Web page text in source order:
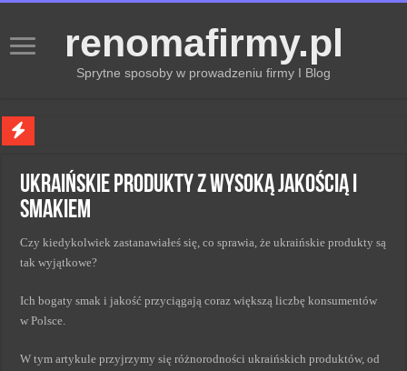
renomafirmy.pl
Sprytne sposoby w prowadzeniu firmy I Blog
Kiedy zmieniać strategię PR dla lepszych wyników
Monitorowanie wizerunku w sieci kluczem do sukcesu
Kryzys a zmiana strategii PR w skutecznym zarządzaniu
Ukraińskie produkty z wysoką jakością i
smakiem
Czy kiedykolwiek zastanawiałeś się, co sprawia, że ukraińskie produkty są
tak wyjątkowe?
Ich bogaty smak i jakość przyciągają coraz większą liczbę konsumentów
w Polsce.
W tym artykule przyjrzymy się różnorodności ukraińskich produktów, od